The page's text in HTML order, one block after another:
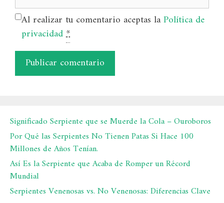
Al realizar tu comentario aceptas laPolítica de
privacidad*
Significado Serpiente que se Muerde la Cola – Ouroboros
Por Qué las Serpientes No Tienen Patas Si Hace 100
Millones de Años Tenían.
Así Es la Serpiente que Acaba de Romper un Récord
Mundial
Serpientes Venenosas vs. No Venenosas: Diferencias Clave